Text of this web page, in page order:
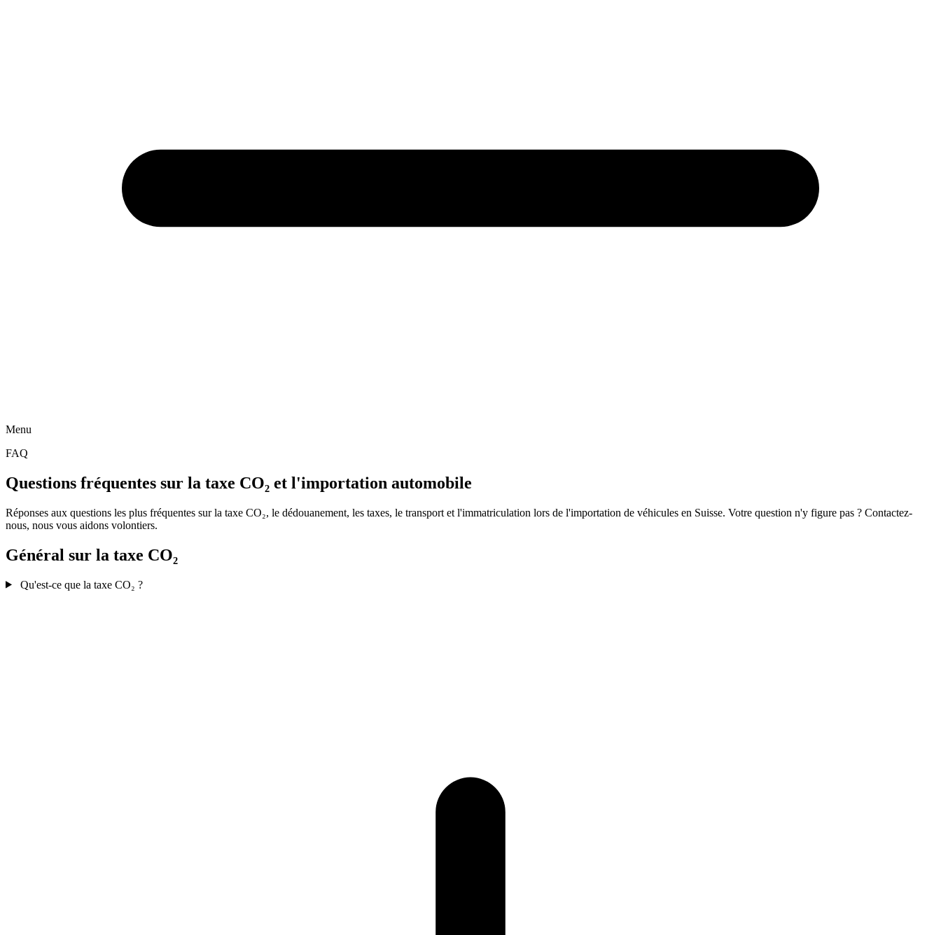
Menu
FAQ
Questions fréquentes sur la taxe CO₂ et l'importation automobile
Réponses aux questions les plus fréquentes sur la taxe CO₂, le dédouanement, les taxes, le transport et l'immatriculation lors de l'importation de véhicules en Suisse. Votre question n'y figure pas ? Contactez-
nous, nous vous aidons volontiers.
Général sur la taxe CO₂
Qu'est-ce que la taxe CO₂ ?